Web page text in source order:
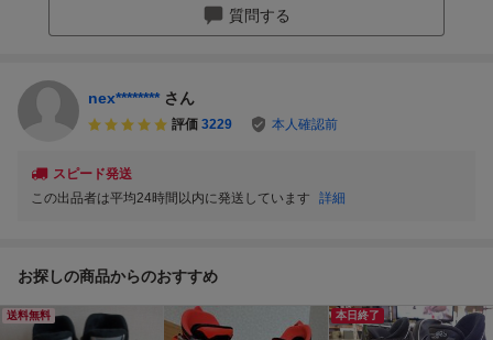
質問する
nex******** さん
評価 3229 本人確認前
スピード発送
この出品者は平均24時間以内に発送しています
詳細
お探しの商品からのおすすめ
送料無料 本日終了